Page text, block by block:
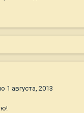
1 августа, 2013